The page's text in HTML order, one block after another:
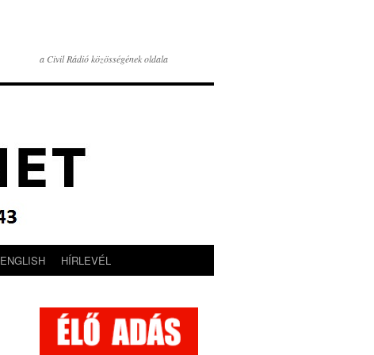
a Civil Rádió közösségének oldala
ENGLISH HÍRLEVÉL